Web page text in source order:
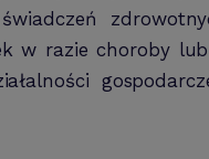
w razie choroby